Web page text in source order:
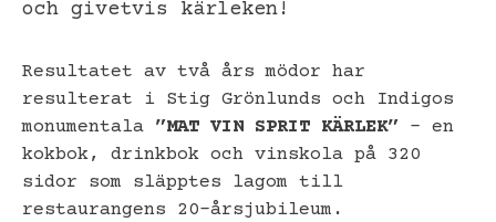
och givetvis kärleken!
Resultatet av två års mödor har
resulterat i Stig Grönlunds och Indigos
monumentala ”MAT VIN SPRIT KÄRLEK” – en
kokbok, drinkbok och vinskola på 320
sidor som släpptes lagom till
restaurangens 20-årsjubileum.